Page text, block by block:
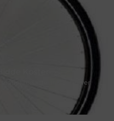
Creatief redacteur & Schrijver